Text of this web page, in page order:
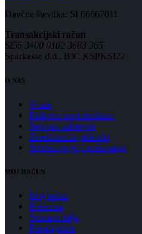
Davčna številka: SI 66667011
Transakcijski račun
SI56 3400 0102 3683 365
Sparkasse d.d., BIC KSPKSI22
O NAS
O nas
Podpora uporabnikom
Servisni zahtevek
Zasebnost in piškotki
Splošni pogoji poslovanja
MOJ RAČUN
Moj račun
Košarica
Seznam želja
Primerjalnik